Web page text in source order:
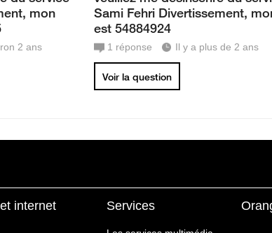
mon
2 ans
Sami Fehri Divertissement,
est 54884924
1 réponse Il y a plus de 2 ans
Voir la question
internet Services